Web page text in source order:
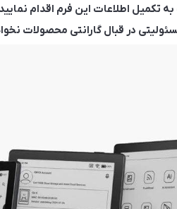
به تکمیل اطلاعات این فرم اقدام
در قبال گارانتی محصولات